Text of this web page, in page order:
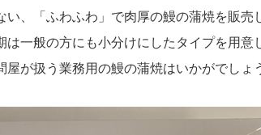
、「ふわふわ」で肉厚の鰻の蒲焼を販売
一般の方にも小分けにしたタイプを用意
が扱う業務用の鰻の蒲焼はいかがでしょ